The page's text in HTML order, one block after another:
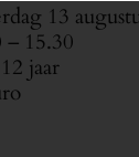
13
15.30
jaar